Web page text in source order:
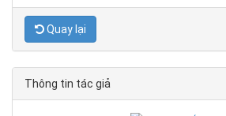
Quay lại
Thông tin tác giả